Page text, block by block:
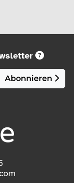
Abonnieren